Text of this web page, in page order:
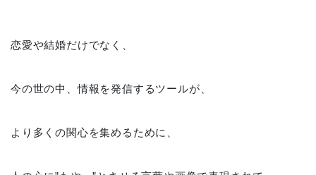
恋愛や結婚だけでなく、
今の世の中、情報を発信するツールが、
より多くの関心を集めるために、